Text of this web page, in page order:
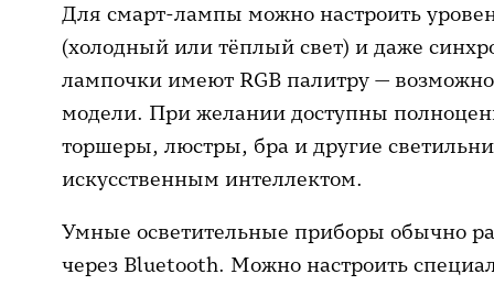
Для смарт-лампы можно настроить
(холодный или тёплый свет) и даже
лампочки имеют RGB палитру —
модели. При желании доступны
торшеры, люстры, бра и другие
искусственным интеллектом.
Умные осветительные приборы обычно
через Bluetooth. Можно настроить